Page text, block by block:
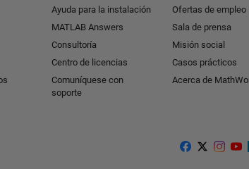
Ayuda para la instalación
MATLAB Answers
Consultoría
Centro de licencias
Comuníquese con
soporte
Ofertas de empleo
Sala de prensa
Misión social
Casos prácticos
Acerca de